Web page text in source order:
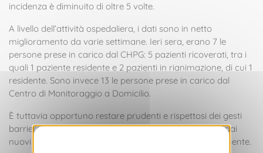
incidenza è diminuito di oltre 5 volte.
A livello dell’attività ospedaliera, i dati sono in netto
miglioramento da varie settimane. Ieri sera, erano 7 le
persone prese in carico dal CHPG: 5 pazienti ricoverati, tra i
quali 1 paziente residente e 2 pazienti in rianimazione, di cui 1
residente. Sono invece 13 le persone prese in carico dal
Centro di Monitoraggio a Domicilio.
È tuttavia opportuno restare prudenti e rispettosi dei gesti
barriera, poiché il virus rimane attivo, come attestato dai
nuovi casi positivi al Covid-19 rilevati quasi quotidianamente.